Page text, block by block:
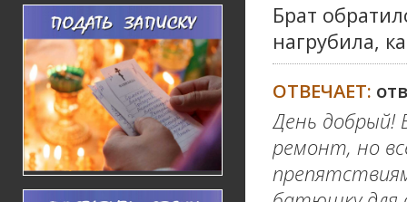
Брат
нагрубила,
ОТВЕЧАЕТ:
День добрый!
ремонт, но